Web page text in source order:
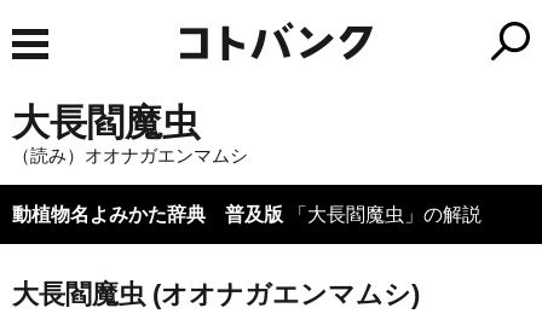
大長閻魔虫
（読み）オオナガエンマムシ
動植物名よみかた辞典 普及版 「大長閻魔虫」の解説
大長閻魔虫 (オオナガエンマムシ)